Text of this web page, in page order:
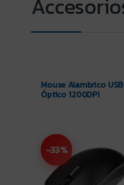
Mouse Alambrico USB
Óptico 1200DPI
-33%